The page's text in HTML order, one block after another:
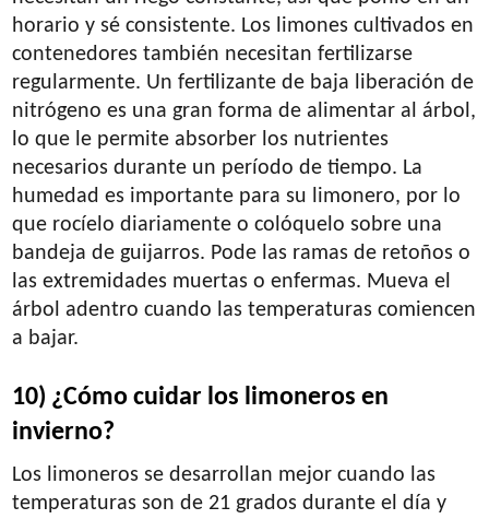
horario y sé consistente. Los limones cultivados en
contenedores también necesitan fertilizarse
regularmente. Un fertilizante de baja liberación de
nitrógeno es una gran forma de alimentar al árbol,
lo que le permite absorber los nutrientes
necesarios durante un período de tiempo. La
humedad es importante para su limonero, por lo
que rocíelo diariamente o colóquelo sobre una
bandeja de guijarros. Pode las ramas de retoños o
las extremidades muertas o enfermas. Mueva el
árbol adentro cuando las temperaturas comiencen
a bajar.
10) ¿Cómo cuidar los limoneros en
invierno?
Los limoneros se desarrollan mejor cuando las
temperaturas son de 21 grados durante el día y